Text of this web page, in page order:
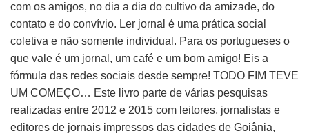
com os amigos, no dia a dia do cultivo da amizade, do
contato e do convívio. Ler jornal é uma prática social
coletiva e não somente individual. Para os portugueses o
que vale é um jornal, um café e um bom amigo! Eis a
fórmula das redes sociais desde sempre! TODO FIM TEVE
UM COMEÇO… Este livro parte de várias pesquisas
realizadas entre 2012 e 2015 com leitores, jornalistas e
editores de jornais impressos das cidades de Goiânia,